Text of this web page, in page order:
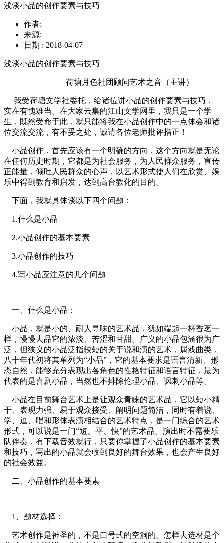
浅谈小品的创作要素与技巧
作者:
来源:
日期 : 2018-04-07
浅谈小品的创作要素与技巧
荷塘月色社团顾问艺术之音（主讲）
我受荷塘文学社委托，给诸位讲小品的创作要素与技巧，
实在有愧难当。在大家云集的江山文学网里，我只是一个学
生，既然受命于此，就只能将我在小品创作中的一点体会和诸
位交流交流，有不妥之处，诚请各位老师批评指正！
小品创作，首先应该有一个明确的方向，这个方向就是无论
在任何历史时期，它都是为社会服务，为人民群众服务，宣传
正能量，倾吐人民群众的心声，以艺术形式使人们在欣赏、娱
乐中得到教育和启发，达到高台教化的目的。
下面，我就具体谈以下四个问题：
1.什么是小品
2.小品创作的基本要素
3.小品创作的技巧
4.写小品应注意的几个问题
一、什么是小品：
小品，就是小的、耐人寻味的艺术品，犹如端起一杯香茗一
样，慢慢去品它的浓淡、苦涩和甘甜。广义的小品包涵很为广
泛，但狭义的小品泛指较短的关于说和演的艺术，属戏曲类，
八十年代初将其单列为“小品”，它的基本要求是语言清新、形
态自然，能够充分表现出各角色的性格特征和语言特征，最为
代表的是喜剧小品，当然也不排除伦理小品、讽刺小品等。
小品在目前舞台艺术上是让观众青睐的艺术品，它以短小精
干、表现力强、易于观众接受、阐明问题简洁，同时有着说、
学、逗、唱和形体表演相结合的艺术特点，是一门综合的艺术
形式，可以说是一门“短、平、快”的艺术品。演出时不需要乐
队伴奏，有下载音效就行，只要你掌握了小品创作的基本要素
和技巧，写出的小品就会收到良好的舞台效果，也会产生良好
的社会效益。
二、小品创作的基本要素
1、题材选择：
艺术创作是神圣的，不是口号式的空洞的。怎样去选材是个